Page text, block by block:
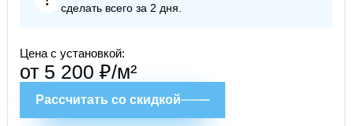
сделать всего за 2 дня.
Цена с установкой:
от 5 200 ₽/м²
Рассчитать со скидкой